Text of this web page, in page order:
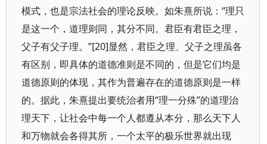
模式，也是宗法社会的理论反映。如朱熹所说：“理只
是这一个，道理则同，其分不同。君臣有君臣之理，
父子有父子理。”[20]显然，君臣之理、父子之理虽各
有区别，即具体的道德准则是不同的，但是它们均是
道德原则的体现，其作为普遍存在的道德原则是一样
的。据此，朱熹提出要统治者用“理一分殊”的道理治
理天下，让社会中每一个人都遵从本分，那么天下人
和万物就会各得其所，一个太平的极乐世界就出现